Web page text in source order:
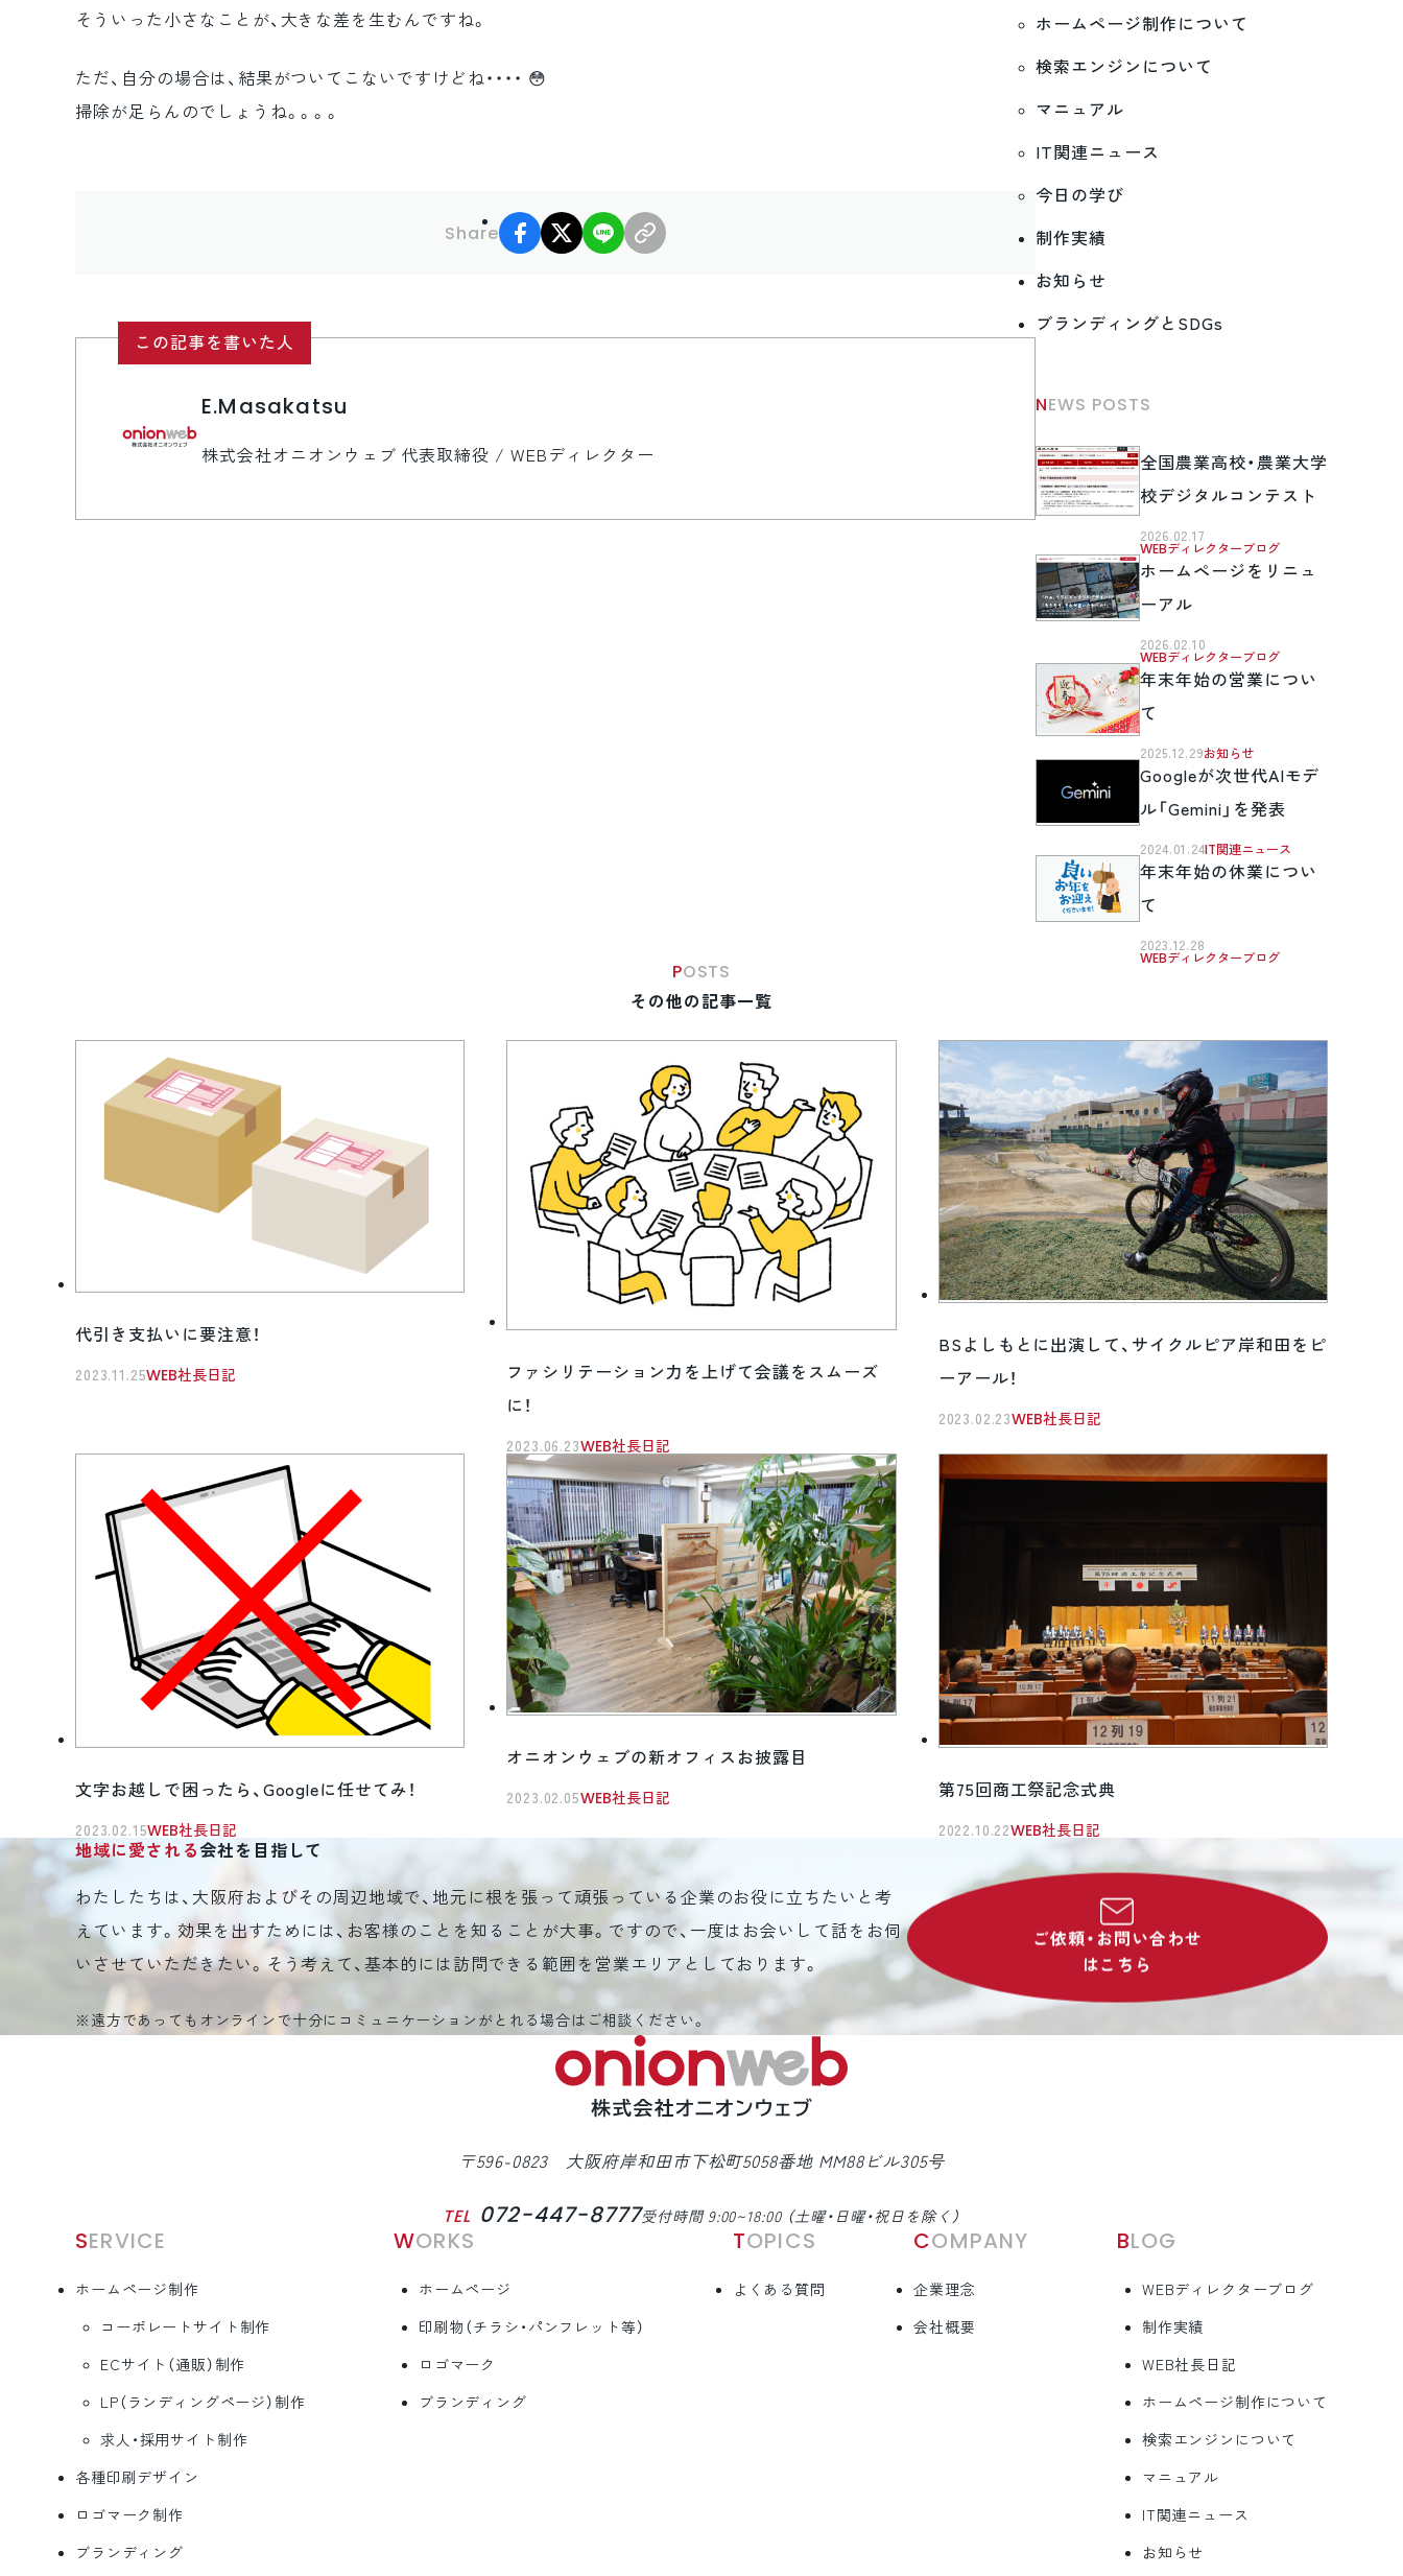
そういった小さなことが、大きな差を生むんですね。
ただ、自分の場合は、結果がついてこないですけどね・・・・ 😳
掃除が足らんのでしょうね。。。。
Share
facebook
X LINE
この記事を書いた人
E.Masakatsu
株式会社オニオンウェブ 代表取締役 / WEBディレクター
ホームページ制作について
検索エンジンについて
マニュアル
IT関連ニュース
今日の学び
制作実績
お知らせ
ブランディングとSDGs
NEWS POSTS
全国農業高校・農業大学
校デジタルコンテスト
2026.02.17
WEBディレクターブログ
ホームページをリニュ
ーアル
2026.02.10
WEBディレクターブログ
年末年始の営業につい
て
2025.12.29お知らせ
Googleが次世代AIモデ
ル「Gemini」を発表
2024.01.24 IT関連ニュース
年末年始の休業につい
て
2023.12.28
WEBディレクターブログ
POSTS
その他の記事一覧
代引き支払いに要注意！
2023.11.25WEB社長日記
ファシリテーション力を上げて会議をスムーズ
に！
2023.06.23WEB社長日記
BSよしもとに出演して、サイクルピア岸和田をピ
ーアール！
2023.02.23WEB社長日記
文字お越しで困ったら、Googleに任せてみ！
2023.02.15WEB社長日記
オニオンウェブの新オフィスお披露目
2023.02.05WEB社長日記 第75回商工祭記念式典
2022.10.22WEB社長日記
地域に愛される会社を目指して
わたしたちは、大阪府およびその周辺地域で、地元に根を張って頑張っている企業のお役に立ちたいと考
えています。効果を出すためには、お客様のことを知ることが大事。ですので、一度はお会いして話をお伺
いさせていただきたい。そう考えて、基本的には訪問できる範囲を営業エリアとしております。
※遠方であってもオンラインで十分にコミュニケーションがとれる場合はご相談ください。
ご依頼・お問い合わせ
はこちら
〒596-0823 大阪府岸和田市下松町5058番地 MM88ビル305号
TEL 072-447-8777受付時間 9:00~18:00 （土曜・日曜・祝日を除く）
SERVICE
ホームページ制作
コーポレートサイト制作
ECサイト（通販）制作
LP（ランディングページ）制作
求人・採用サイト制作
各種印刷デザイン
ロゴマーク制作
ブランディング
WORKS
ホームページ
印刷物（チラシ・パンフレット等）
ロゴマーク
ブランディング
TOPICS
よくある質問
COMPANY
企業理念
会社概要
BLOG
WEBディレクターブログ
制作実績
WEB社長日記
ホームページ制作について
検索エンジンについて
マニュアル
IT関連ニュース
お知らせ